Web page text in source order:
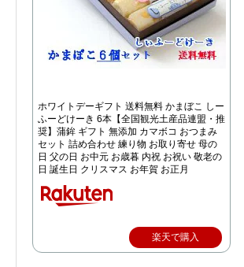
ホワイトデーギフト 送料無料 かまぼこ しー
ふーどけーき 6本【全国観光土産品連盟・推
奨】蒲鉾 ギフト 無添加 カマボコ おつまみ
セット 詰め合わせ 練り物 お取り寄せ 母の
日 父の日 お中元 お歳暮 内祝 お祝い 敬老の
日 誕生日 クリスマス お年賀 お正月
楽天で購入